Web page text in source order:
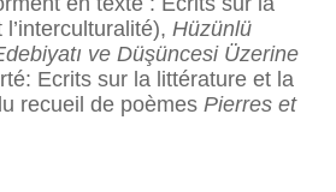
Hüzünlü
ve Düşüncesi Üzerine
Ecrits sur la littérature et la
recueil de poèmes Pierres et